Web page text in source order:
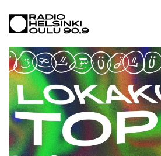
AJANKOHTAISTA
OHJELMAT
TEKIJÄT
ON-DEMAND
PODCAST